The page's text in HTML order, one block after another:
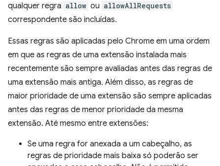
qualquer regra allow ou allowAllRequests
correspondente são incluídas.
Essas regras são aplicadas pelo Chrome em uma ordem
em que as regras de uma extensão instalada mais
recentemente são sempre avaliadas antes das regras de
uma extensão mais antiga. Além disso, as regras de
maior prioridade de uma extensão são sempre aplicadas
antes das regras de menor prioridade da mesma
extensão. Até mesmo entre extensões:
Se uma regra for anexada a um cabeçalho, as
regras de prioridade mais baixa só poderão ser